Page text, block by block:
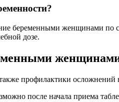
беременными женщинами
дозе.
профилактики осложнений
после начала приема